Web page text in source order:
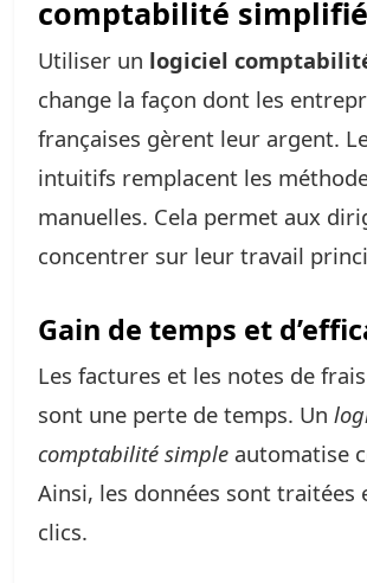
comptabilité
Utiliser un logiciel
change la façon dont les
françaises gèrent leur argent.
intuitifs remplacent les
manuelles. Cela permet aux
concentrer sur leur travail
Gain de temps et
Les factures et les notes de
sont une perte de temps. Un
comptabilité simple automatise
Ainsi, les données sont traitées
clics.